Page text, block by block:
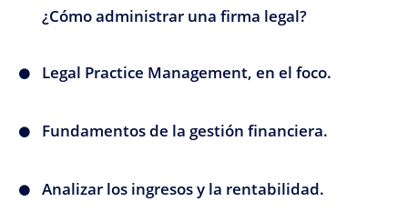
¿Cómo administrar una firma legal?
Legal Practice Management, en el foco.
Fundamentos de la gestión financiera.
Analizar los ingresos y la rentabilidad.